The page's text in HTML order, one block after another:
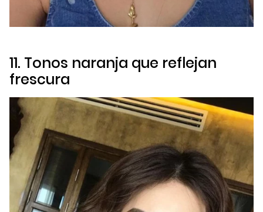
11. Tonos naranja que reflejan
frescura